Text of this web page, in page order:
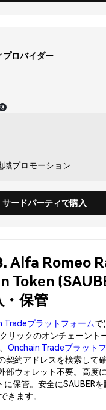
プロバイダー
域プロモーション
サードパーティで購入
Alfa Romeo
Token
・保管
Tradeプラットフォームで
リックのオンチェーント
Onchain Tradeプラット
契約アドレスを検索して
部ウォレット不要。高度
保管。安全にSAUBERを
きます。